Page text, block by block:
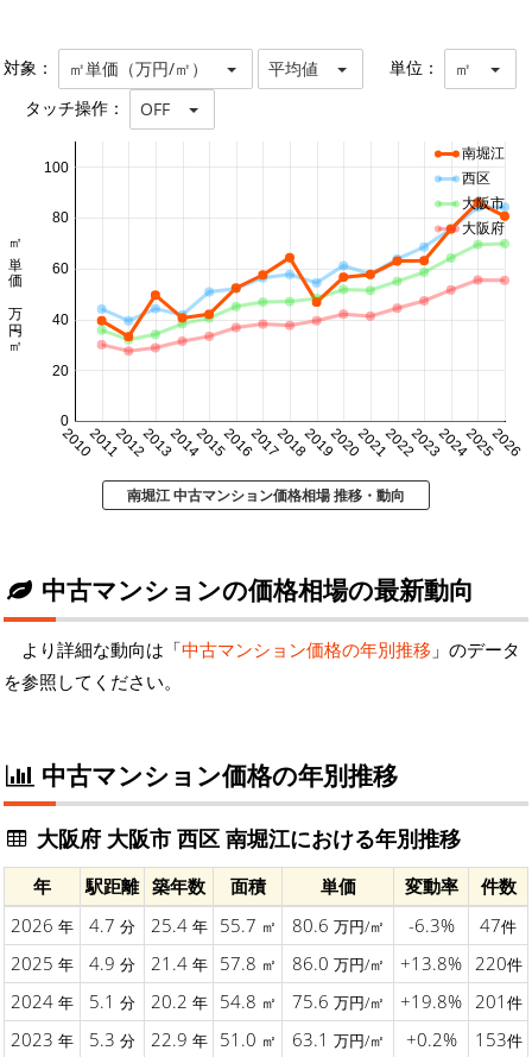
対象： ㎡単価（万円/㎡） 平均値 単位： ㎡
タッチ操作： OFF
20102011201220132014201520162017201820192020202120222023202420252026
0
20
40
60
80
100
㎡単価 万円/㎡
南堀江
西区
大阪市
大阪府
南堀江 中古マンション価格相場 推移・動向
中古マンションの価格相場の最新動向
より詳細な動向は「中古マンション価格の年別推移 」のデータ
を参照してください。
中古マンション価格の年別推移
大阪府 大阪市 西区 南堀江における年別推移
年 駅距離 築年数 面積 単価 変動率
件数
2026 年 4.7 分 25.4 年 55.7 ㎡ 80.6 万円/㎡ -6.3% 47件
2025 年 4.9 分 21.4 年 57.8 ㎡ 86.0 万円/㎡ +13.8% 220件
2024 年 5.1 分 20.2 年 54.8 ㎡ 75.6 万円/㎡ +19.8% 201 件
2023 年 5.3 分 22.9 年 51.0 ㎡ 63.1 万円/㎡ +0.2% 153件